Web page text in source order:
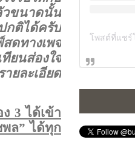
วขนาดนั้น
กติได้ครับ
ทางเพจ
ยนส่องใจ
ยละเอียด
3 ได้เข้า
ล” ได้ทุก